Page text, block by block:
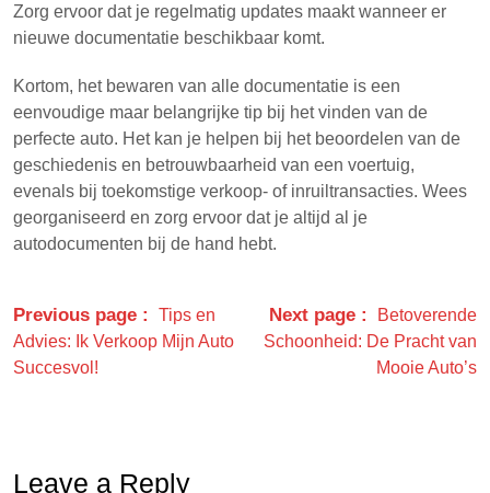
Zorg ervoor dat je regelmatig updates maakt wanneer er
nieuwe documentatie beschikbaar komt.
Kortom, het bewaren van alle documentatie is een
eenvoudige maar belangrijke tip bij het vinden van de
perfecte auto. Het kan je helpen bij het beoordelen van de
geschiedenis en betrouwbaarheid van een voertuig,
evenals bij toekomstige verkoop- of inruiltransacties. Wees
georganiseerd en zorg ervoor dat je altijd al je
autodocumenten bij de hand hebt.
Previous page
Tips en
Advies: Ik Verkoop Mijn Auto
Succesvol!
Next page
Betoverende
Schoonheid: De Pracht van
Mooie Auto’s
Leave a Reply